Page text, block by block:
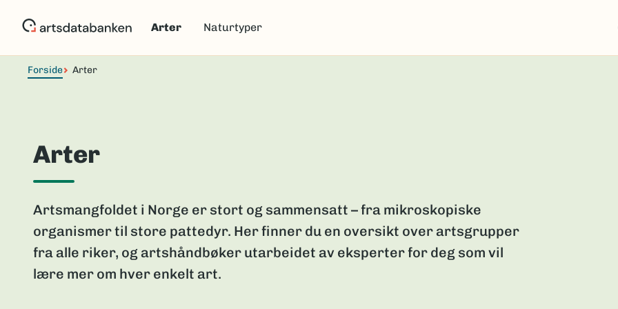
Arter Naturtyper
Forside Arter
Arter
Artsmangfoldet i Norge er stort og sammensatt – fra mikroskopiske
organismer til store pattedyr. Her finner du en oversikt over artsgrupper
fra alle riker, og artshåndbøker utarbeidet av eksperter for deg som vil
lære mer om hver enkelt art.